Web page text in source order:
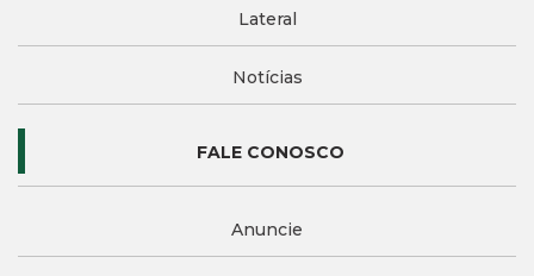
Lateral
Notícias
FALE CONOSCO
Anuncie